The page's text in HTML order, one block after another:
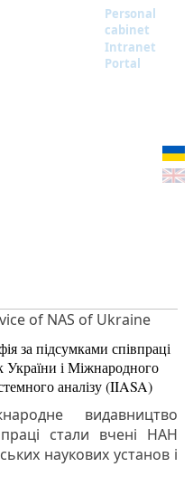
Personal
cabinet
Intranet
Portal
of NAS of Ukraine
за підсумками співпраці
України і Міжнародного
аналізу (IIASA)
видавництво
стали вчені НАН
наукових установ і